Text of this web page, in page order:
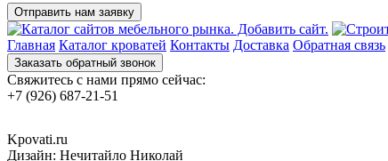
Главная Каталог кроватей Контакты Доставка Обратная связь
Свяжитесь с нами прямо сейчас:
+7 (926) 687-21-51
Kpovati.ru
Дизайн: Нечитайло Николай